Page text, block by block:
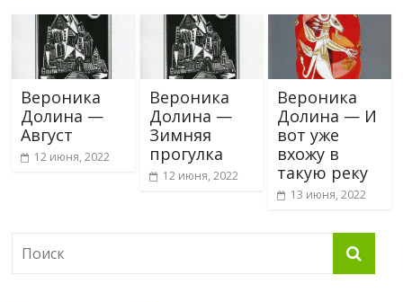
Вероника
Долина —
Август
12 июня, 2022
Вероника
Долина —
Зимняя
прогулка
12 июня, 2022
Вероника
Долина — И
вот уже
вхожу в
такую реку
13 июня, 2022